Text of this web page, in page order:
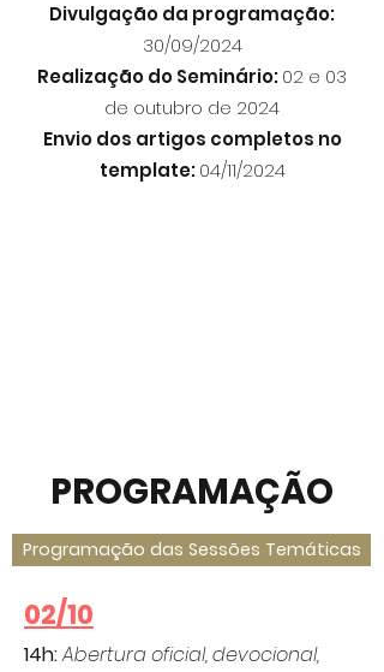
Divulgação da programação:
30/09/2024
Realização do Seminário:02 e 03
de outubro de 2024
Envio dos artigos completos no
template:04/11/2024
PROGRAMAÇÃO
Programação das Sessões Temáticas
02/10
14h:Abertura oficial, devocional,